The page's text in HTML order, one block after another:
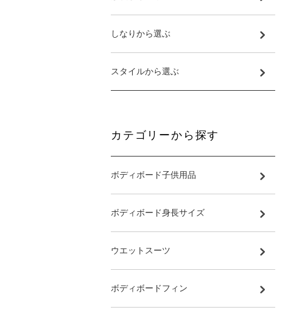
しなりから選ぶ
スタイルから選ぶ
カテゴリーから探す
ボディボード子供用品
ボディボード身長サイズ
ウエットスーツ
ボディボードフィン